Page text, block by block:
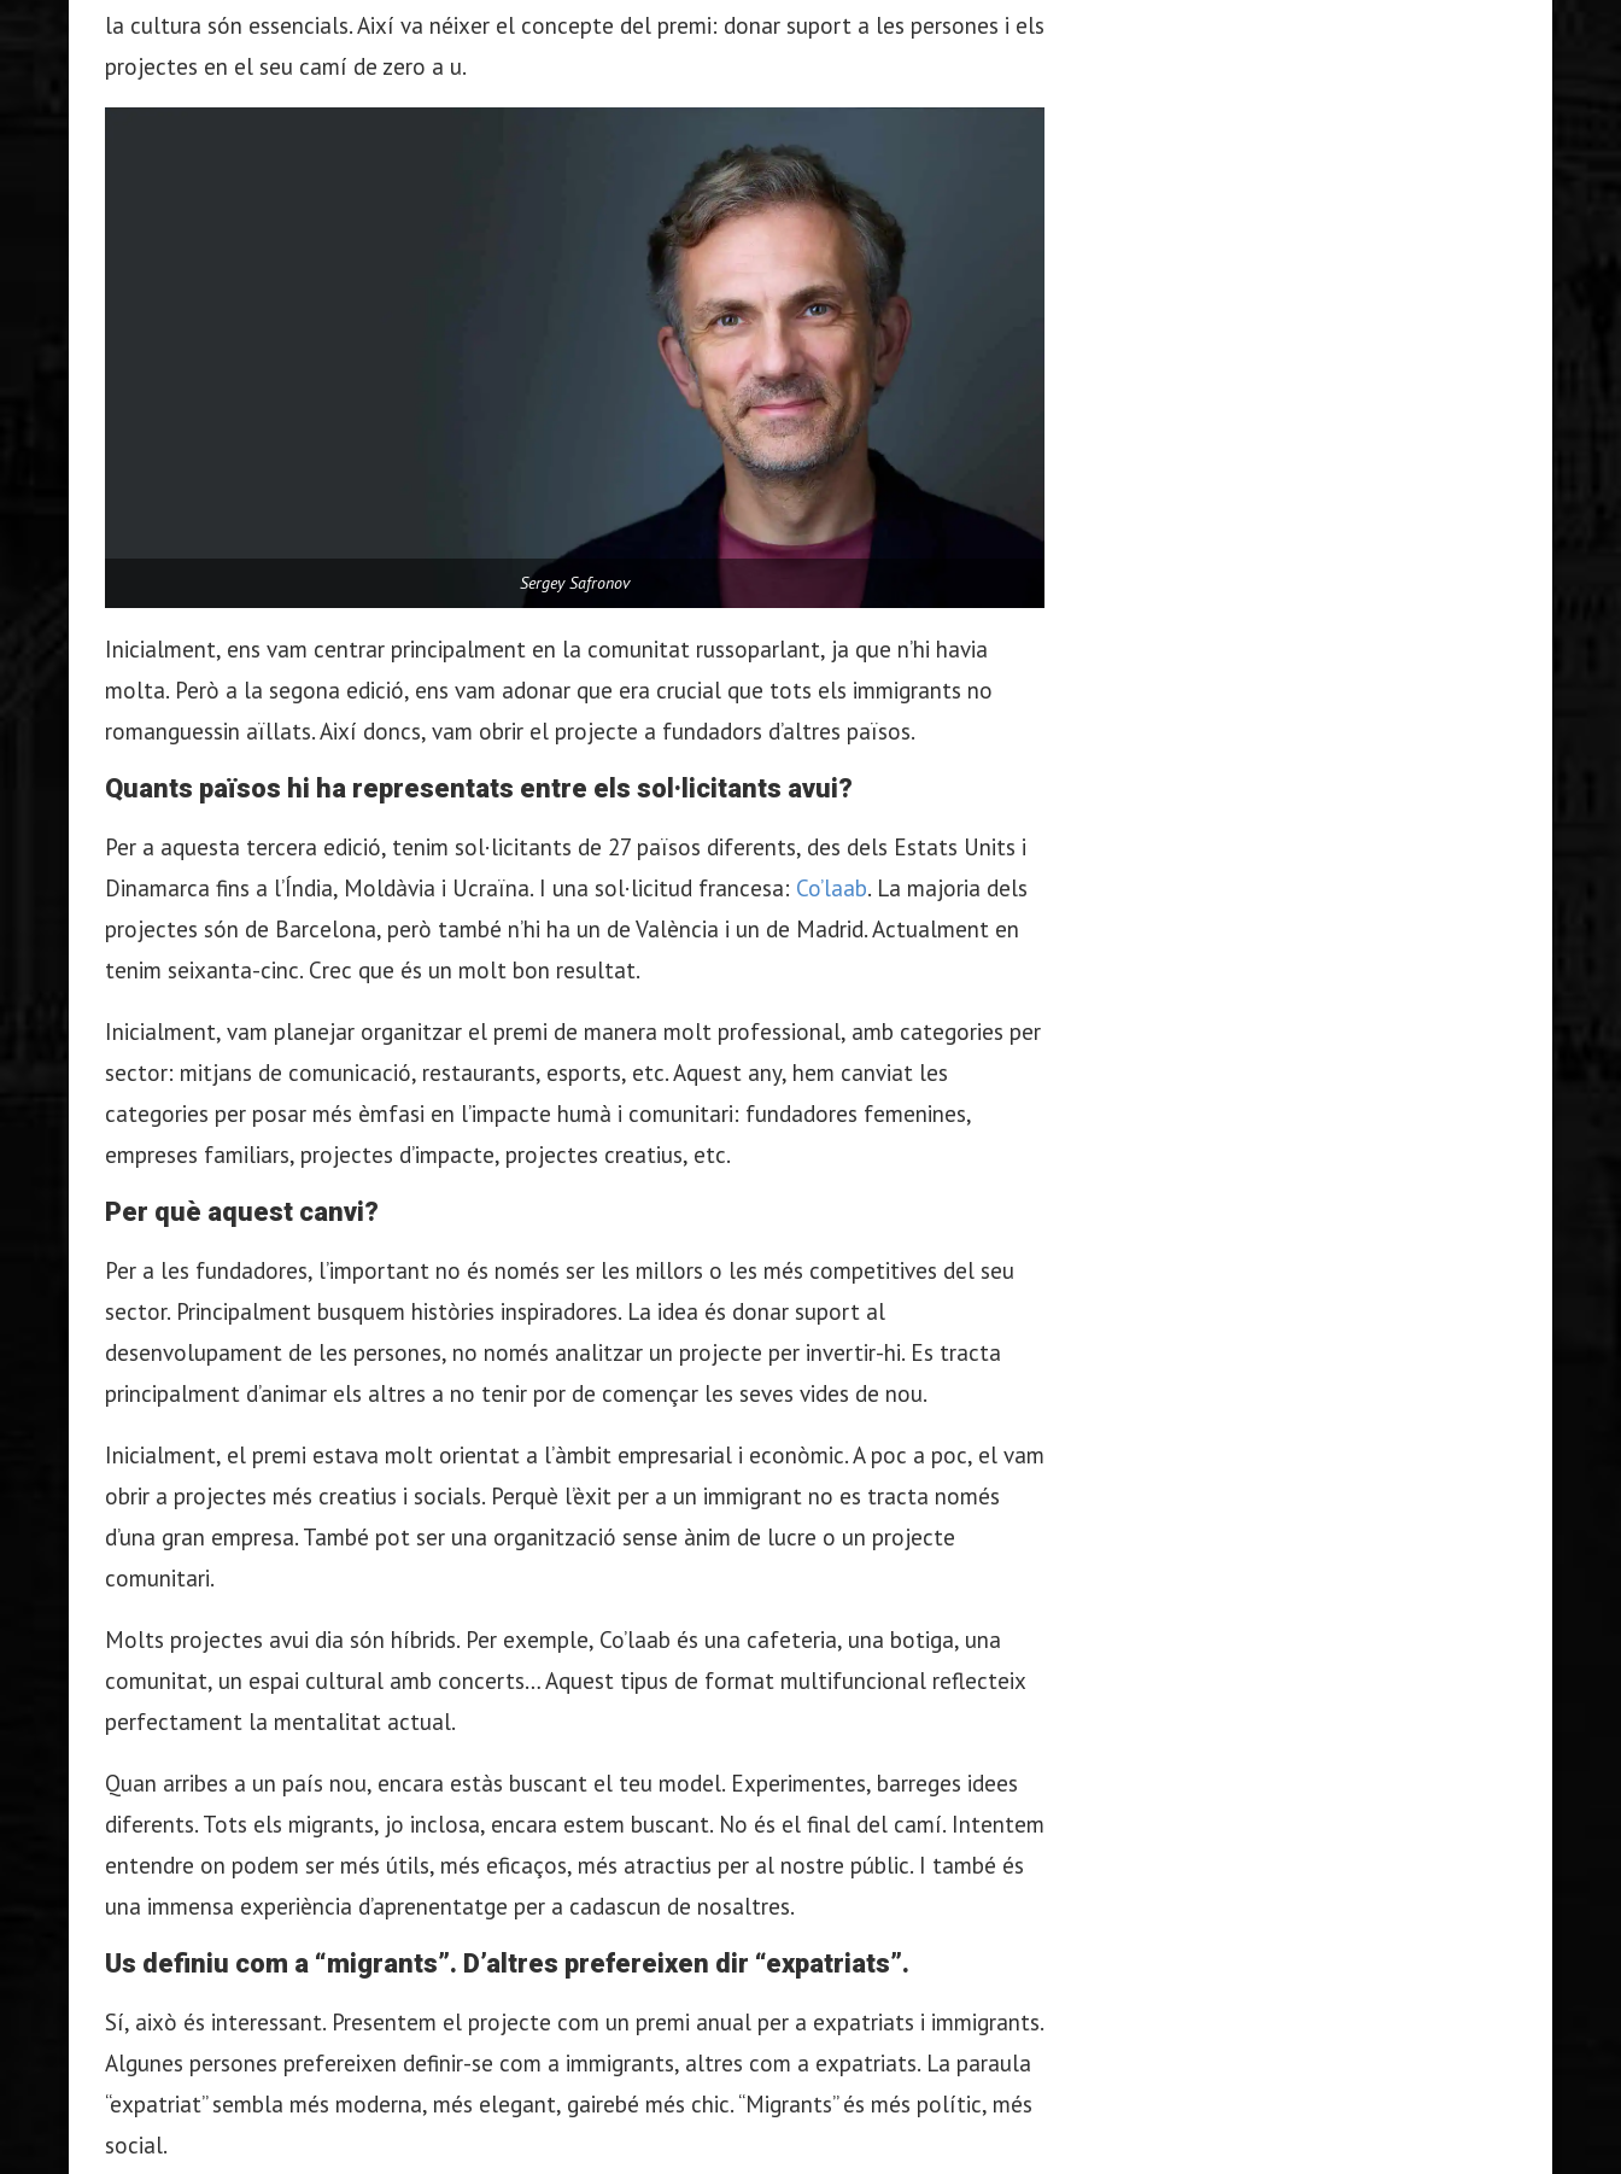
la cultura són essencials. Així va néixer el concepte del premi: donar suport a les persones i els
projectes en el seu camí de zero a u.
Sergey Safronov
Inicialment, ens vam centrar principalment en la comunitat russoparlant, ja que n’hi havia
molta. Però a la segona edició, ens vam adonar que era crucial que tots els immigrants no
romanguessin aïllats. Així doncs, vam obrir el projecte a fundadors d’altres països.
Quants països hi ha representats entre els sol·licitants avui?
Per a aquesta tercera edició, tenim sol·licitants de 27 països diferents, des dels Estats Units i
Dinamarca fins a l’Índia, Moldàvia i Ucraïna. I una sol·licitud francesa: Co’laab. La majoria dels
projectes són de Barcelona, ​​però també n’hi ha un de València i un de Madrid. Actualment en
tenim seixanta-cinc. Crec que és un molt bon resultat.
Inicialment, vam planejar organitzar el premi de manera molt professional, amb categories per
sector: mitjans de comunicació, restaurants, esports, etc. Aquest any, hem canviat les
categories per posar més èmfasi en l’impacte humà i comunitari: fundadores femenines,
empreses familiars, projectes d’impacte, projectes creatius, etc.
Per què aquest canvi?
Per a les fundadores, l’important no és només ser les millors o les més competitives del seu
sector. Principalment busquem històries inspiradores. La idea és donar suport al
desenvolupament de les persones, no només analitzar un projecte per invertir-hi. Es tracta
principalment d’animar els altres a no tenir por de començar les seves vides de nou.
Inicialment, el premi estava molt orientat a l’àmbit empresarial i econòmic. A poc a poc, el vam
obrir a projectes més creatius i socials. Perquè l’èxit per a un immigrant no es tracta només
d’una gran empresa. També pot ser una organització sense ànim de lucre o un projecte
comunitari.
Molts projectes avui dia són híbrids. Per exemple, Co’laab és una cafeteria, una botiga, una
comunitat, un espai cultural amb concerts… Aquest tipus de format multifuncional reflecteix
perfectament la mentalitat actual.
Quan arribes a un país nou, encara estàs buscant el teu model. Experimentes, barreges idees
diferents. Tots els migrants, jo inclosa, encara estem buscant. No és el final del camí. Intentem
entendre on podem ser més útils, més eficaços, més atractius per al nostre públic. I també és
una immensa experiència d’aprenentatge per a cadascun de nosaltres.
Us definiu com a “migrants”. D’altres prefereixen dir “expatriats”.
Sí, això és interessant. Presentem el projecte com un premi anual per a expatriats i immigrants.
Algunes persones prefereixen definir-se com a immigrants, altres com a expatriats. La paraula
“expatriat” sembla més moderna, més elegant, gairebé més chic. “Migrants” és més polític, més
social.